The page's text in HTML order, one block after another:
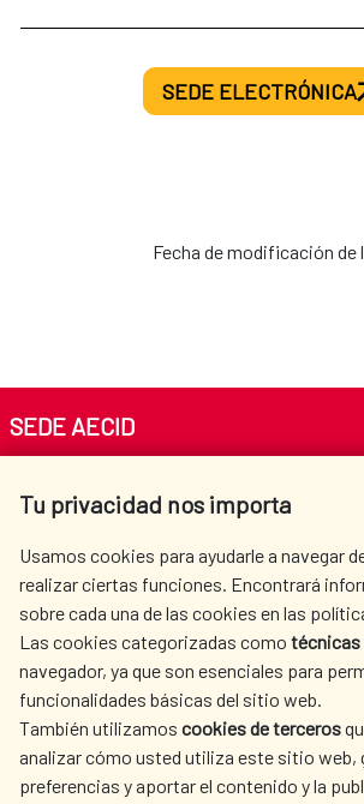
SEDE ELECTRÓNICA
Fecha de modificación
Tu privacidad nos importa
Usamos cookies para ayudarle a navegar
realizar ciertas funciones. Encontrará
sobre cada una de las cookies en las
Las cookies categorizadas como técnicas
navegador, ya que son esenciales para
funcionalidades básicas del sitio web.
También utilizamos cookies de terceros
analizar cómo usted utiliza este sitio web,
preferencias y aportar el contenido y la
SEDE AECID
Tel. +34 900 20 30 54​​​​​​​
AECID
WHERE
SPANISH HUMANITARIAN
ACTION
CULTURE AND SCIENCE